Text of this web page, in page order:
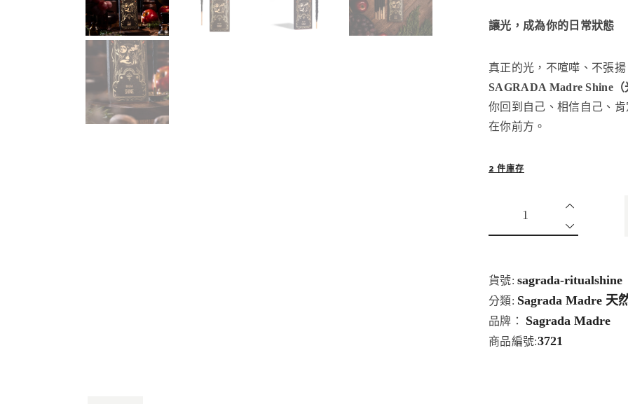
讓光，成為你的日常狀態
真正的光，不喧嘩、不張
SAGRADA Madre Shine
你回到自己、相信自己、
在你前方。
2 件庫存
貨號:sagrada-ritualshine
分類: Sagrada Madre 天
品牌： Sagrada Madre
商品編號:3721